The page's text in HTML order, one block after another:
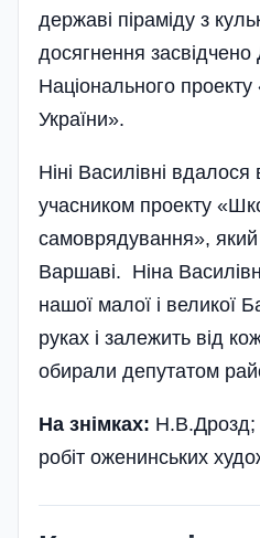
державі піраміду з
досягнення
Національного проекту
України».
Ніні Василівні вдалося
учасником проекту
самоврядування»,
Варшаві. Ніна
нашої малої і великої
руках і залежить від
обирали депутатом
На знімках: Н.В.Дрозд;
робіт оженинських